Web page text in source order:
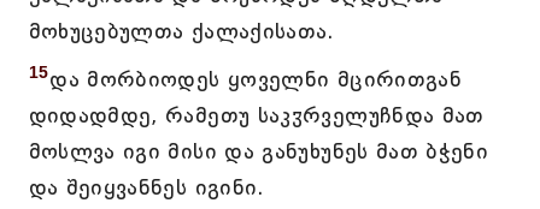
მოხუცებულთა ქალაქისათა.
15და მორბიოდეს ყოველნი მცირითგან
დიდადმდე, რამეთუ საკჳრველუჩნდა მათ
მოსლვა იგი მისი და განუხუნეს მათ ბჭენი
და შეიყვანნეს იგინი.